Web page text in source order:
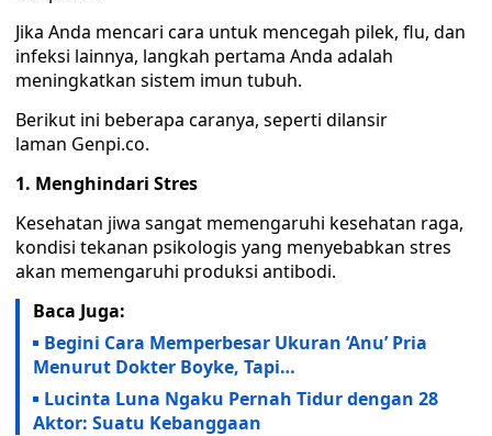
Jika Anda mencari cara untuk mencegah pilek, flu, dan
infeksi lainnya, langkah pertama Anda adalah
meningkatkan sistem imun tubuh.
Berikut ini beberapa caranya, seperti dilansir
laman Genpi.co.
1. Menghindari Stres
Kesehatan jiwa sangat memengaruhi kesehatan raga,
kondisi tekanan psikologis yang menyebabkan stres
akan memengaruhi produksi antibodi.
Baca Juga:
Begini Cara Memperbesar Ukuran ‘Anu’ Pria
Menurut Dokter Boyke, Tapi…
Lucinta Luna Ngaku Pernah Tidur dengan 28
Aktor: Suatu Kebanggaan